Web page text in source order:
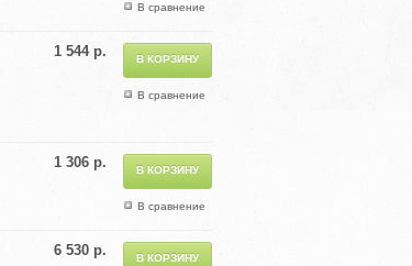
В сравнение
В сравнение
1 544 р.
В сравнение
1 306 р.
6 530 р.